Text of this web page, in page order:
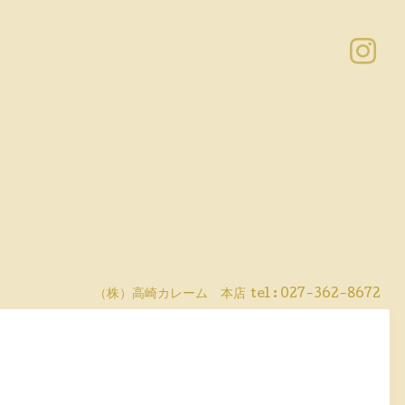
（株）高崎カレーム 本店 tel : 027-362-8672